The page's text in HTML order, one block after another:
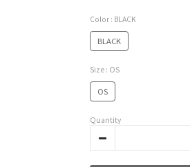
Color : BLACK
BLACK
Size : OS
OS
Quantity